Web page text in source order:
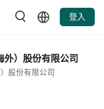
登入
外）股份有限公司
股份有限公司